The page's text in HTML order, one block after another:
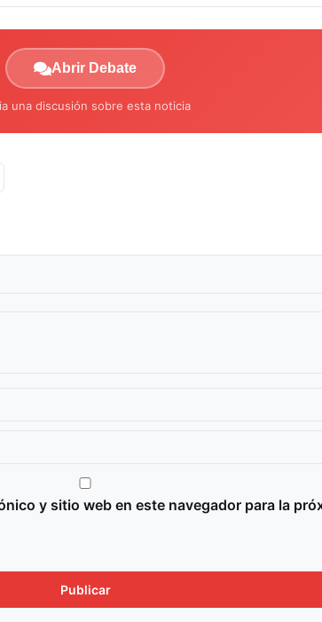
Abrir Debate
una discusión sobre esta noticia
y sitio web en este navegador para la